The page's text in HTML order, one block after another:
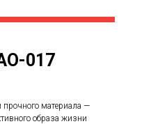
017
прочного материала —
образа жизни